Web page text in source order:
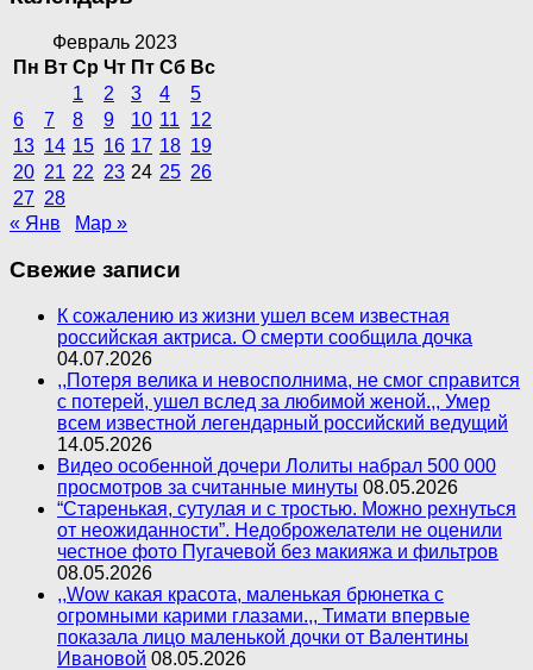
Февраль 2023
Пн Вт Ср Чт Пт Сб Вс
1
2 3 4
5
6
7 8 9 10 11
12
13 14 15 16 17 18 19
20 21 22 23 24 25 26
27 28
« Янв
Мар »
Свежие записи
К сожалению из жизни ушел всем известная
российская актриса. О смерти сообщила дочка
04.07.2026
,,Потеря велика и невосполнима, не смог справится
с потерей, ушел вслед за любимой женой.,, Умер
всем известной легендарный российский ведущий
14.05.2026
Видео особенной дочери Лолиты набрал 500 000
просмотров за считанные минуты 08.05.2026
“Старенькая, сутулая и с тростью. Можно рехнуться
от неожиданности”. Недоброжелатели не оценили
честное фото Пугачевой без макияжа и фильтров
08.05.2026
,,Wow какая красота, маленькая брюнетка с
огромными карими глазами.,, Тимати впервые
показала лицо маленькой дочки от Валентины
Ивановой 08.05.2026